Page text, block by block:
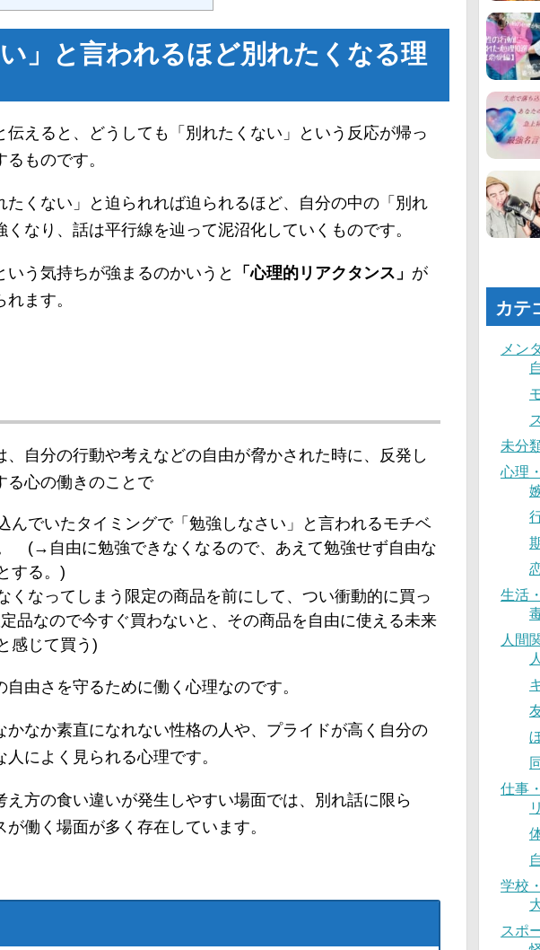
い」と言われるほど別れたくなる理
伝えると、どうしても「別れたくない」という反応が帰っ
ものです。
たくない」と迫られれば迫られるほど、自分の中の「別れ
なり、話は平行線を辿って泥沼化していくものです。
う気持ちが強まるのかいうと 「心理的リアクタンス」 が
ます。
、自分の行動や考えなどの自由が脅かされた時に、反発し
る心の働きのことで
んでいたタイミングで「勉強しなさい」と言われるモチベ
(→自由に勉強できなくなるので、あえて勉強せず自由な
する。)
くなってしまう限定の商品を前にして、つい衝動的に買っ
なので今すぐ買わないと、その商品を自由に使える未来
感じて買う)
由さを守るために働く心理なのです。
かなか素直になれない性格の人や、プライドが高く自分の
によく見られる心理です。
え方の食い違いが発生しやすい場面では、別れ話に限ら
働く場面が多く存在しています。
カテ
メン
未分
心理
生活
人間
仕事
学校
スポ